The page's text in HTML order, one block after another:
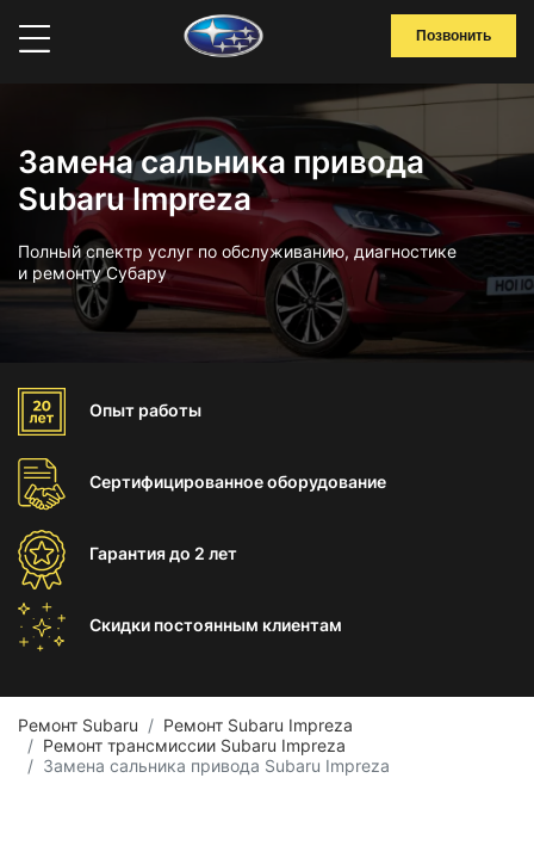
Позвонить
Замена сальника привода
Subaru Impreza
Полный спектр услуг по обслуживанию, диагностике
и ремонту Субару
Опыт работы
Сертифицированноеоборудование
Гарантиядо 2 лет
Скидки постоянным клиентам
Ремонт Subaru
Ремонт Subaru Impreza
Ремонт трансмиссии Subaru Impreza
Замена сальника привода Subaru Impreza